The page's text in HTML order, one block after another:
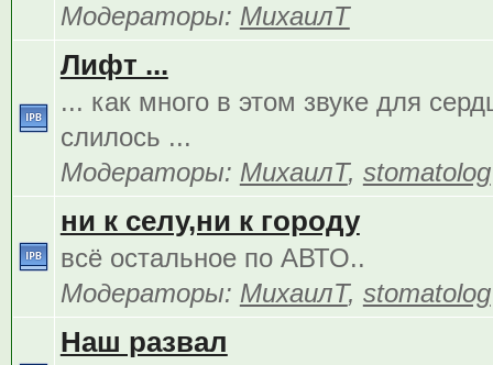
Модераторы: МихаилТ
Лифт ...
... как много в этом звуке для
слилось ...
Модераторы: МихаилТ, stomatolog
ни к селу,ни к городу
всё остальное по АВТО..
Модераторы: МихаилТ, stomatolog
Наш развал